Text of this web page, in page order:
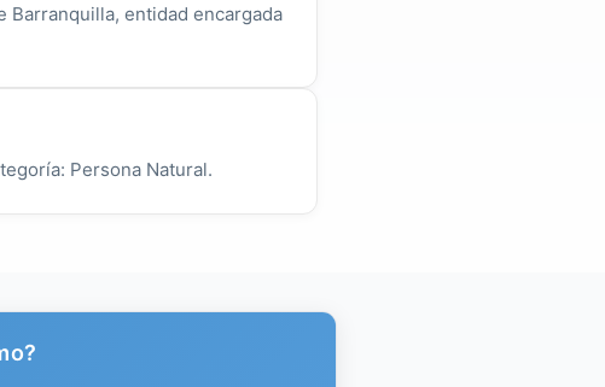
Barranquilla, entidad encargada
Persona Natural.